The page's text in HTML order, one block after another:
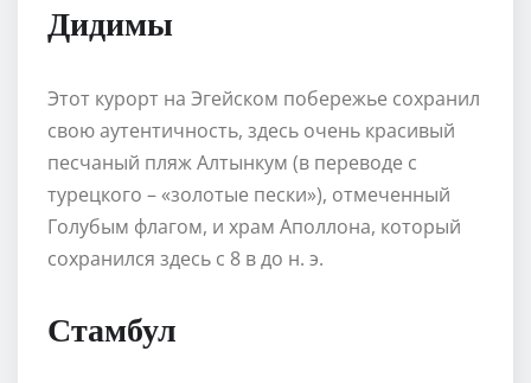
Дидимы
Этот курорт на Эгейском побережье сохранил
свою аутентичность, здесь очень красивый
песчаный пляж Алтынкум (в переводе с
турецкого – «золотые пески»), отмеченный
Голубым флагом, и храм Аполлона, который
сохранился здесь с 8 в до н. э.
Стамбул